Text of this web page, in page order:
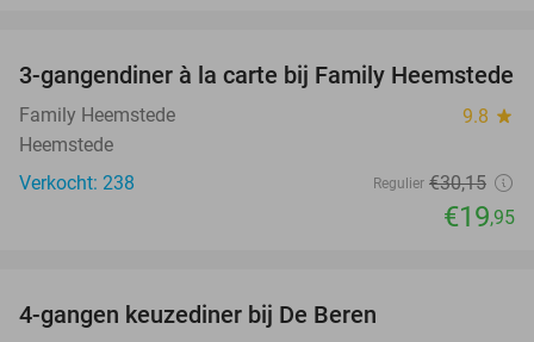
34%
3-gangendiner à la carte bij Family Heemstede
Family Heemstede 9.8 star
Heemstede
Verkocht: 238
Regulier €30,15
€19,95
4-gangen keuzediner bij De Beren